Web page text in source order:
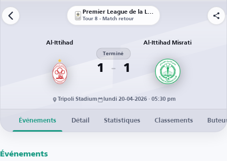
Premier League de la Libye
Tour 8 - Match retour
Al-Ittihad
1
Terminé
1
Al-Ittihad Misrati
Tripoli Stadium lundi 20-04-2026 · 05:30 pm
Événements Détail Statistiques Classements
Événements